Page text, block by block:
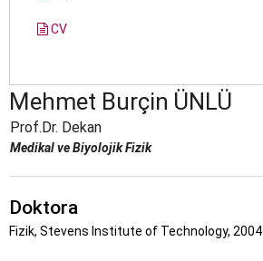
CV
Mehmet Burçin ÜNLÜ
Prof.Dr. Dekan
Medikal ve Biyolojik Fizik
Doktora
Fizik, Stevens Institute of Technology, 2004